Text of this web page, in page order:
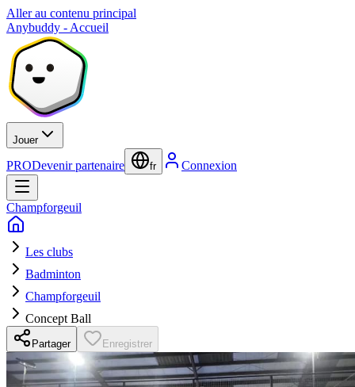
Aller au contenu principal
Anybuddy - Accueil
Jouer
PRODevenir partenaire fr Connexion
Champforgeuil
Les clubs
Badminton
Champforgeuil
Concept Ball
Partager Enregistrer